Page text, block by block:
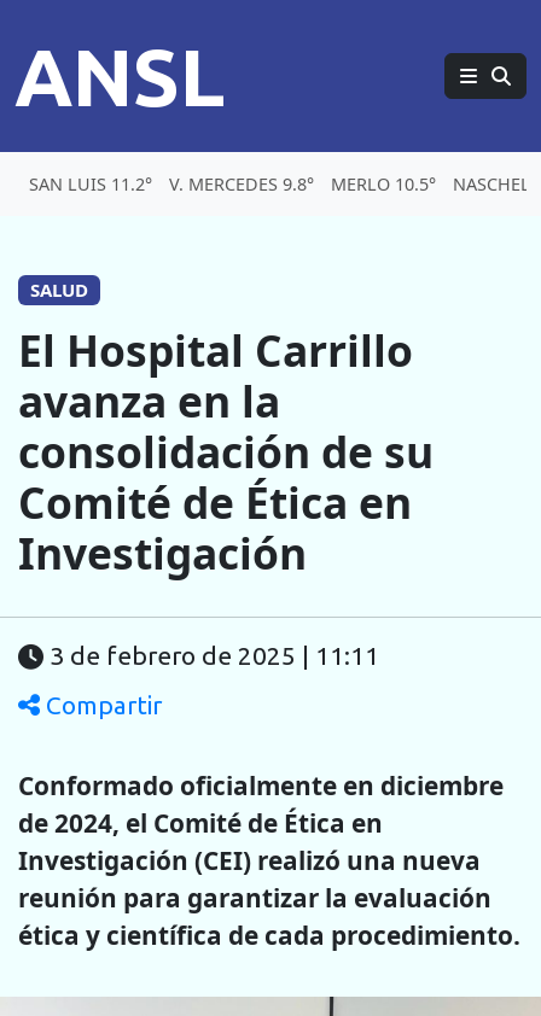
ANSL
SAN LUIS 11.2° V. MERCEDES 9.8° MERLO 10.5° NASCHEL
SALUD
El Hospital Carrillo
avanza en la
consolidación de su
Comité de Ética en
Investigación
3 de febrero de 2025 | 11:11
Compartir
Conformado oficialmente en diciembre
de 2024, el Comité de Ética en
Investigación (CEI) realizó una nueva
reunión para garantizar la evaluación
ética y científica de cada procedimiento.